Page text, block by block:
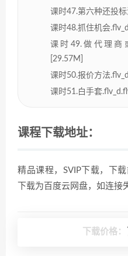
课时47.第六种还投
课时48.抓住机会
课时49.做代理商
[29.57M]
课时50.报价方法
课时51.白手套
课程下载地址：
精品课程，SVIP下载，下
下载为百度云网盘，如连接
下载价格：